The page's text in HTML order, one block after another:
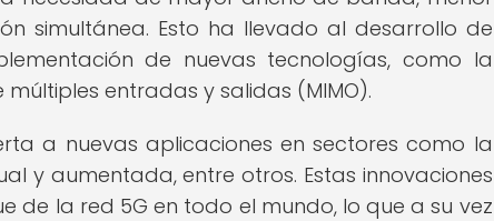
simultánea. Esto ha llevado al desarrollo de
de nuevas tecnologías, como la
entradas y salidas (MIMO).
a nuevas aplicaciones en sectores como la
y aumentada, entre otros. Estas innovaciones
de la red 5G en todo el mundo, lo que a su vez